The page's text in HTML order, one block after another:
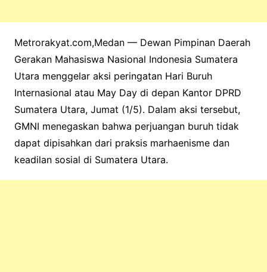
Metrorakyat.com,Medan — Dewan Pimpinan Daerah
Gerakan Mahasiswa Nasional Indonesia Sumatera
Utara menggelar aksi peringatan Hari Buruh
Internasional atau May Day di depan Kantor DPRD
Sumatera Utara, Jumat (1/5). Dalam aksi tersebut,
GMNI menegaskan bahwa perjuangan buruh tidak
dapat dipisahkan dari praksis marhaenisme dan
keadilan sosial di Sumatera Utara.